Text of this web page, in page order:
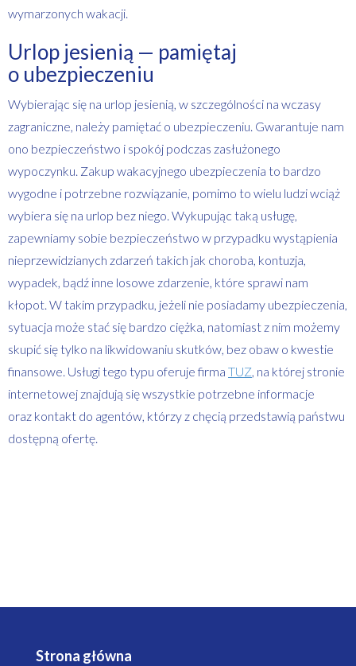
wymarzonych wakacji.
Urlop jesienią — pamiętaj
o ubezpieczeniu
Wybierając się na urlop jesienią, w szczególności na wczasy
zagraniczne, należy pamiętać o ubezpieczeniu. Gwarantuje nam
ono bezpieczeństwo i spokój podczas zasłużonego
wypoczynku. Zakup wakacyjnego ubezpieczenia to bardzo
wygodne i potrzebne rozwiązanie, pomimo to wielu ludzi wciąż
wybiera się na urlop bez niego. Wykupując taką usługę,
zapewniamy sobie bezpieczeństwo w przypadku wystąpienia
nieprzewidzianych zdarzeń takich jak choroba, kontuzja,
wypadek, bądź inne losowe zdarzenie, które sprawi nam
kłopot. W takim przypadku, jeżeli nie posiadamy ubezpieczenia,
sytuacja może stać się bardzo ciężka, natomiast z nim możemy
skupić się tylko na likwidowaniu skutków, bez obaw o kwestie
finansowe. Usługi tego typu oferuje firma TUZ, na której stronie
internetowej znajdują się wszystkie potrzebne informacje
oraz kontakt do agentów, którzy z chęcią przedstawią państwu
dostępną ofertę.
Strona główna